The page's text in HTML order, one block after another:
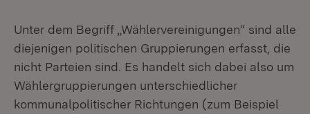
Unter dem Begriff „Wählervereinigungen“ sind alle
diejenigen politischen Gruppierungen erfasst, die
nicht Parteien sind. Es handelt sich dabei also um
Wählergruppierungen unterschiedlicher
kommunalpolitischer Richtungen (zum Beispiel